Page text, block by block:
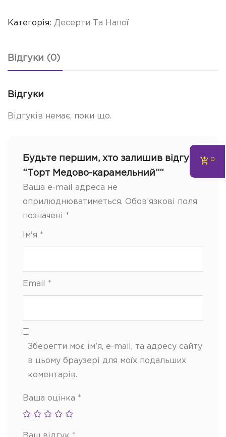
Категорія: Десерти Та Напої
Відгуки (0)
Відгуки
Відгуків немає, поки що.
Будьте першим, хто залишив відгук
“Торт Медово-карамельний”“
Ваша e-mail адреса не
оприлюднюватиметься. Обов’язкові поля
позначені *
Ім'я *
Email *
Зберегти моє ім'я, e-mail, та адресу сайту
в цьому браузері для моїх подальших
коментарів.
Ваша оцінка *
0